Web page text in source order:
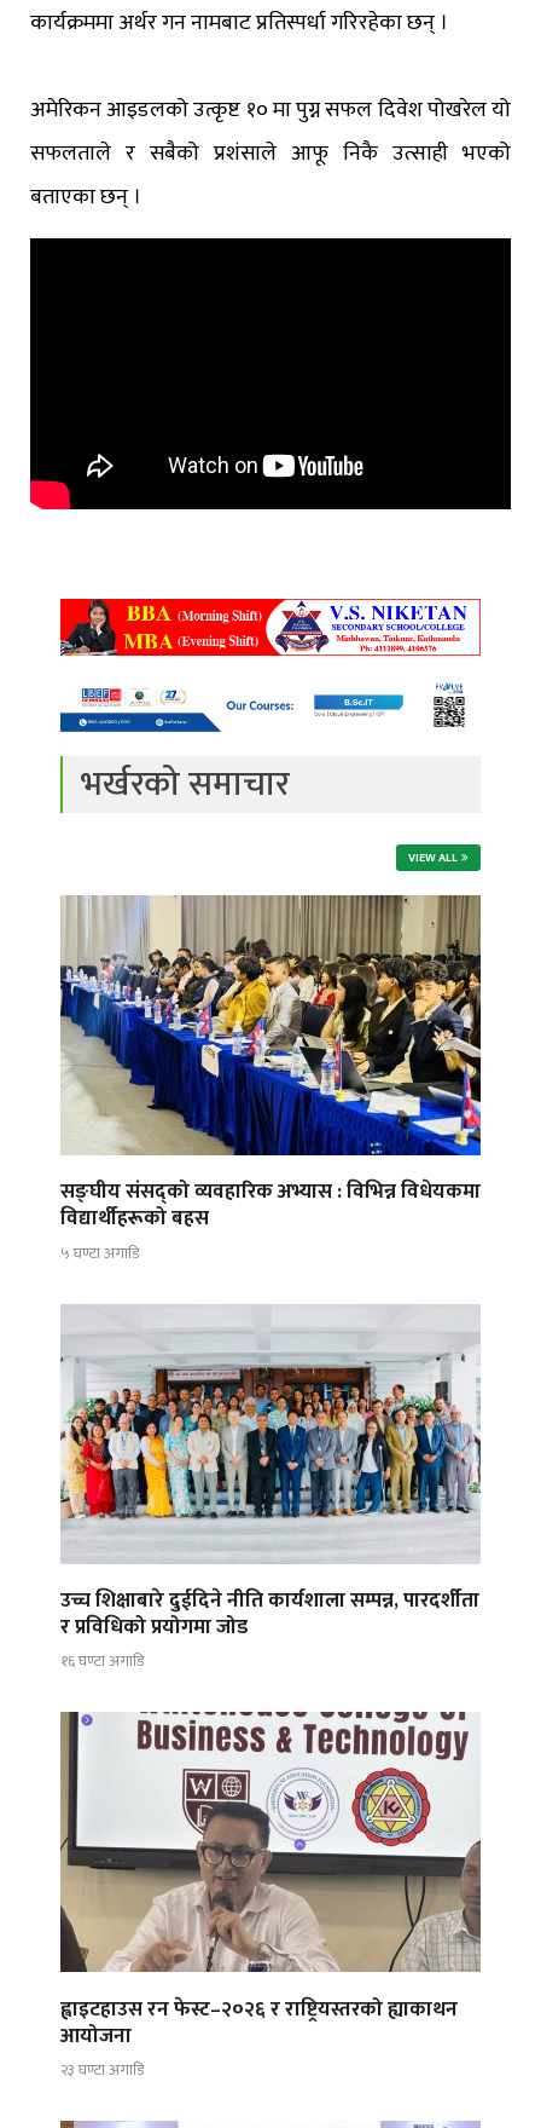
कार्यक्रममा अर्थर गन नामबाट प्रतिस्पर्धा गरिरहेका छन् ।
अमेरिकन आइडलको उत्कृष्ट १० मा पुग्न सफल दिवेश पोखरेल यो
सफलताले र सबैको प्रशंसाले आफू निकै उत्साही भएको
बताएका छन् ।
भर्खरको समाचार
VIEW ALL
सङ्घीय संसद्को व्यवहारिक अभ्यास : विभिन्न विधेयकमा
विद्यार्थीहरूको बहस
५ घण्टा अगाडि
उच्च शिक्षाबारे दुईदिने नीति कार्यशाला सम्पन्न, पारदर्शीता
र प्रविधिको प्रयोगमा जोड
१६ घण्टा अगाडि
ह्वाइटहाउस रन फेस्ट–२०२६ र राष्ट्रियस्तरको ह्याकाथन
आयोजना
२३ घण्टा अगाडि